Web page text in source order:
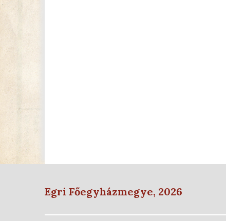
Egri Főegyházmegye, 2026